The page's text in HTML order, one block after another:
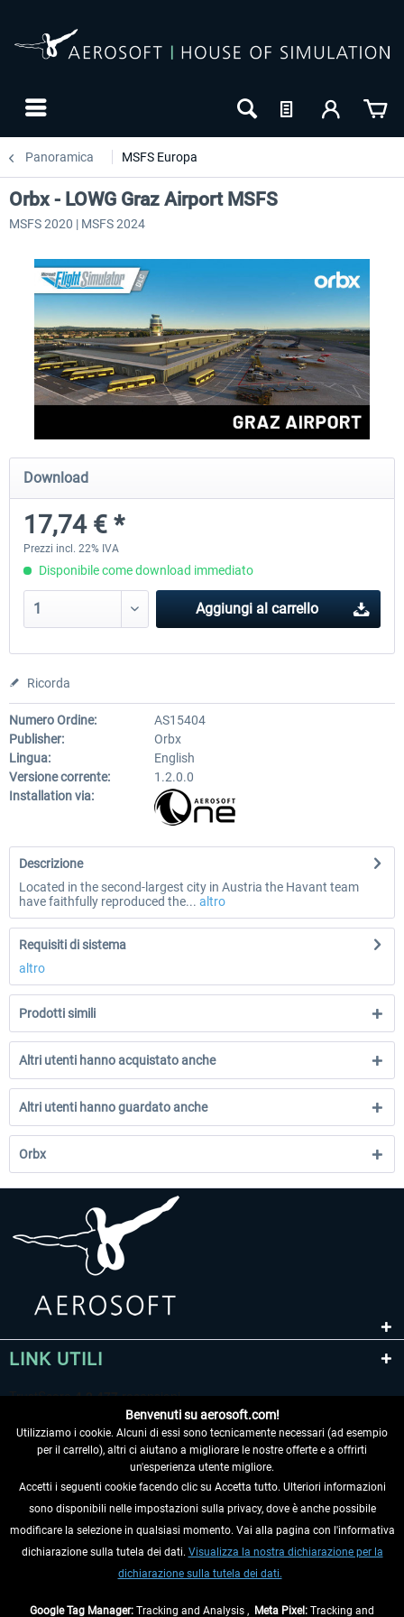
Panoramica MSFS Europa
Aerosoft Airport Cologne/Bonn
18,40 € *
Orbx - LOWG Graz Airport MSFS
MSFS 2020 | MSFS 2024
Download
17,74 € *
Prezzi incl. 22% IVA
Disponibile come download immediato
Aggiungi al carrello
Ricorda
Numero Ordine:
AS15404
Publisher:
Orbx
Lingua:
English
Versione corrente:
1.2.0.0
Installation via:
Descrizione
Located in the second-largest city in Austria the Havant team
have faithfully reproduced the... altro
Requisiti di sistema
altro
Prodotti simili
Altri utenti hanno acquistato anche
Altri utenti hanno guardato anche
Orbx
LINK UTILI
RECEDERE DAL CONTRATTO
INFORMAZIONI
Benvenuti su aerosoft.com!
Utilizziamo i cookie. Alcuni di essi sono tecnicamente necessari (ad esempio
per il carrello), altri ci aiutano a migliorare le nostre offerte e a offrirti
un'esperienza utente migliore.
Accetti i seguenti cookie facendo clic su Accetta tutto. Ulteriori informazioni
sono disponibili nelle impostazioni sulla privacy, dove è anche possibile
modificare la selezione in qualsiasi momento. Vai alla pagina con l'informativa
dichiarazione sulla tutela dei dati. Visualizza la nostra dichiarazione per la
dichiarazione sulla tutela dei dati.
Google Tag Manager: Tracking and Analysis , Meta Pixel: Tracking and